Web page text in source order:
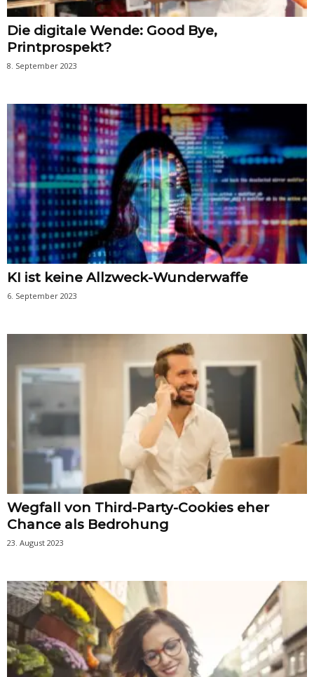
Die digitale Wende: Good Bye,
Printprospekt?
8. September 2023
KI ist keine Allzweck-Wunderwaffe
6. September 2023
Wegfall von Third-Party-Cookies eher
Chance als Bedrohung
23. August 2023